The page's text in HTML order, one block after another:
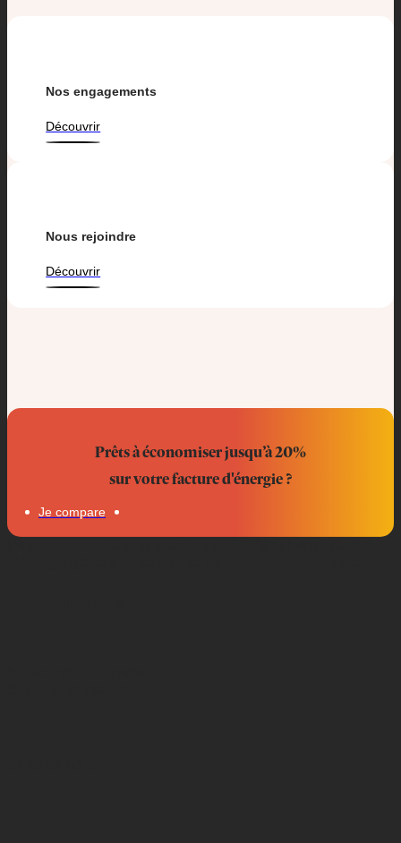
Nos engagements
Découvrir
Nous rejoindre
Découvrir
Prêts à économiser jusqu’à 20%
sur votre facture d'énergie ?
Je compare